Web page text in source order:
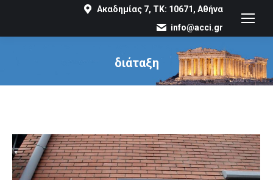
Ακαδημίας 7, ΤΚ: 10671, Αθήνα
info@acci.gr
διάταξη
You are here: